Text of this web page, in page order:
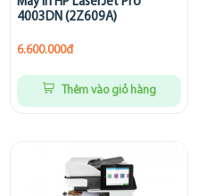
4003DN (2Z609A)
6.600.000đ
Thêm vào giỏ hàng